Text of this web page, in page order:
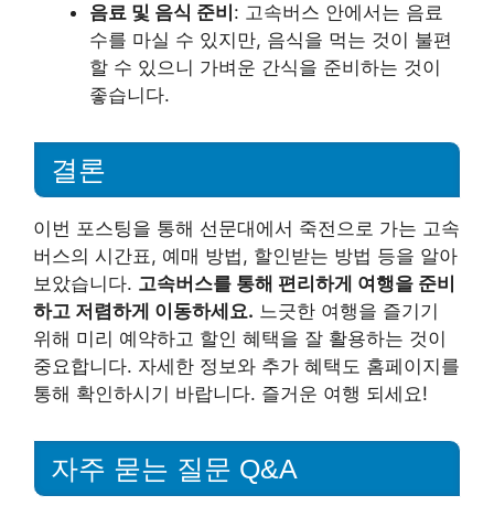
음료 및 음식 준비 : 고속버스 안에서는 음료
수를 마실 수 있지만, 음식을 먹는 것이 불편
할 수 있으니 가벼운 간식을 준비하는 것이
좋습니다.
결론
이번 포스팅을 통해 선문대에서 죽전으로 가는 고속
버스의 시간표, 예매 방법, 할인받는 방법 등을 알아
보았습니다. 고속버스를 통해 편리하게 여행을 준비
하고 저렴하게 이동하세요. 느긋한 여행을 즐기기
위해 미리 예약하고 할인 혜택을 잘 활용하는 것이
중요합니다. 자세한 정보와 추가 혜택도 홈페이지를
통해 확인하시기 바랍니다. 즐거운 여행 되세요!
자주 묻는 질문 Q&A